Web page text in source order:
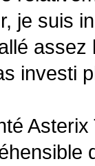
je suis
investi